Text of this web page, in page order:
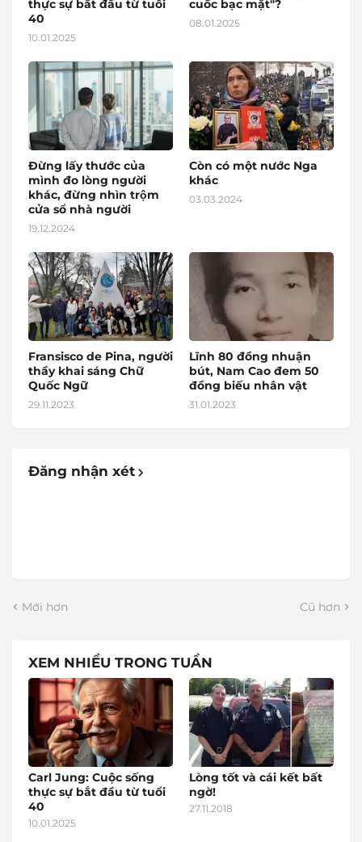
thực sự bắt đầu từ tuổi
40
10.01.2025
cuốc bạc mặt"?
08.01.2025
Đừng lấy thước của
mình đo lòng người
khác, đừng nhìn trộm
cửa sổ nhà người
19.12.2024
Còn có một nước Nga
khác
03.03.2024
Fransisco de Pina, người
thầy khai sáng Chữ
Quốc Ngữ
29.11.2023
Lĩnh 80 đồng nhuận
bút, Nam Cao đem 50
đồng biếu nhân vật
31.01.2023
Đăng nhận xét
Mới hơn Cũ hơn
XEM NHIỀU TRONG TUẦN
Carl Jung: Cuộc sống
thực sự bắt đầu từ tuổi
40
10.01.2025
Lòng tốt và cái kết bất
ngờ!
27.11.2018